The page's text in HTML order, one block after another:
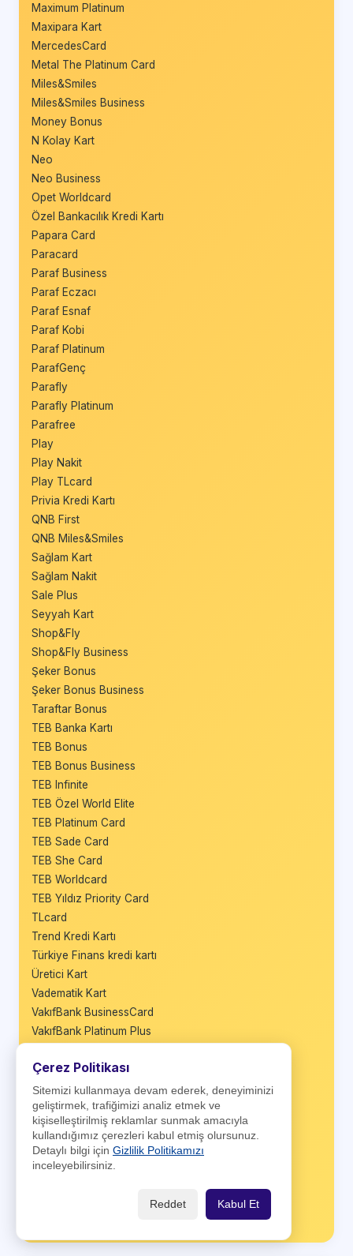
Maximum Platinum
Maxipara Kart
MercedesCard
Metal The Platinum Card
Miles&Smiles
Miles&Smiles Business
Money Bonus
N Kolay Kart
Neo
Neo Business
Opet Worldcard
Özel Bankacılık Kredi Kartı
Papara Card
Paracard
Paraf Business
Paraf Eczacı
Paraf Esnaf
Paraf Kobi
Paraf Platinum
ParafGenç
Parafly
Parafly Platinum
Parafree
Play
Play Nakit
Play TLcard
Privia Kredi Kartı
QNB First
QNB Miles&Smiles
Sağlam Kart
Sağlam Nakit
Sale Plus
Seyyah Kart
Shop&Fly
Shop&Fly Business
Şeker Bonus
Şeker Bonus Business
Taraftar Bonus
TEB Banka Kartı
TEB Bonus
TEB Bonus Business
TEB Infinite
TEB Özel World Elite
TEB Platinum Card
TEB Sade Card
TEB She Card
TEB Worldcard
TEB Yıldız Priority Card
TLcard
Trend Kredi Kartı
Türkiye Finans kredi kartı
Üretici Kart
Vadematik Kart
VakıfBank BusinessCard
VakıfBank Platinum Plus
VakıfBank Worldcard
Wings
Wings Black
Wings Business
Wings Private
World Business
Çerez Politikası
Sitemizi kullanmaya devam ederek, deneyiminizi
geliştirmek, trafiğimizi analiz etmek ve
kişiselleştirilmiş reklamlar sunmak amacıyla
kullandığımız çerezleri kabul etmiş olursunuz.
Detaylı bilgi için Gizlilik Politikamızı
inceleyebilirsiniz.
Reddet Kabul Et